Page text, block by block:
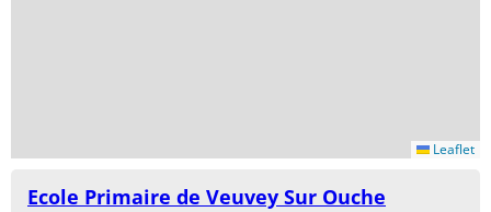
Leaflet
Ecole Primaire de Veuvey Sur Ouche